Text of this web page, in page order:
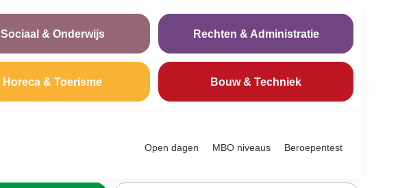
Sociaal & Onderwijs Rechten & Administratie
Horeca & Toerisme Bouw & Techniek
Open dagen MBO niveaus Beroepentest